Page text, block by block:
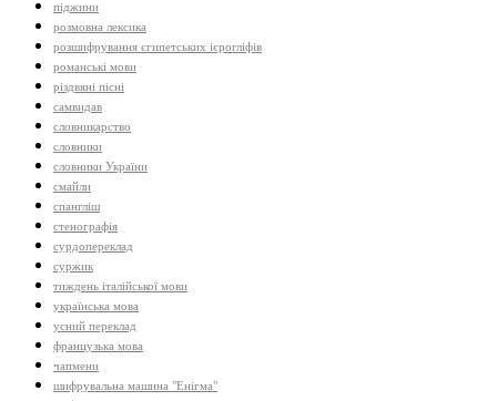
піджини
розмовна лексика
розшифрування єгипетських ієрогліфів
романські мови
різдвяні пісні
самвидав
словникарство
словники
словники України
смайли
спангліш
стенографія
сурдопереклад
суржик
тиждень італійської мови
українська мова
усний переклад
французька мова
чапмени
шифрувальна машина "Енігма"